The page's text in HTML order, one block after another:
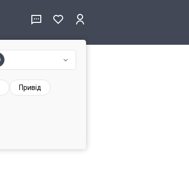
Привід